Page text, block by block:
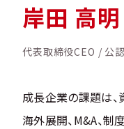
岸田 高明
代表取締役CEO / 公
成長企業の課題は、
海外展開、M&A、制